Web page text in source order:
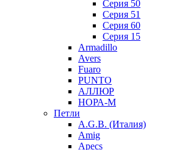
Серия 50
Серия 51
Серия 60
Серия 15
Armadillo
Avers
Fuaro
PUNTO
АЛЛЮР
НОРА-М
Петли
A.G.B. (Италия)
Amig
Apecs